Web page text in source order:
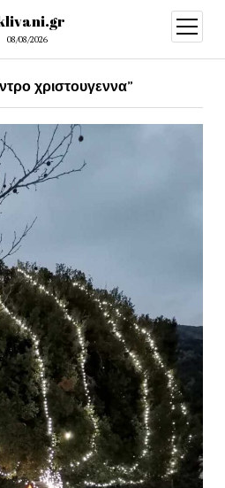
08/08/2026
open
menu
χριστουγεννα”